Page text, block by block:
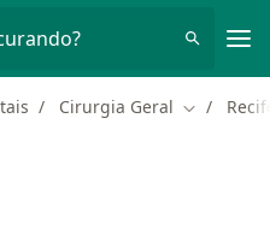
Cirurgia Geral Mudar de